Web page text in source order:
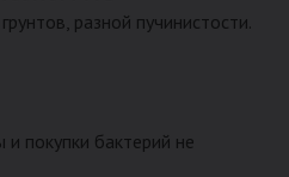
разной пучинистости.
покупки бактерий не